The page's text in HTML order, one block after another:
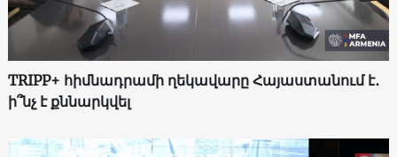
TRIPP+ հիմնադրամի ղեկավարը Հայաստանում է․
ի՞նչ է քննարկվել